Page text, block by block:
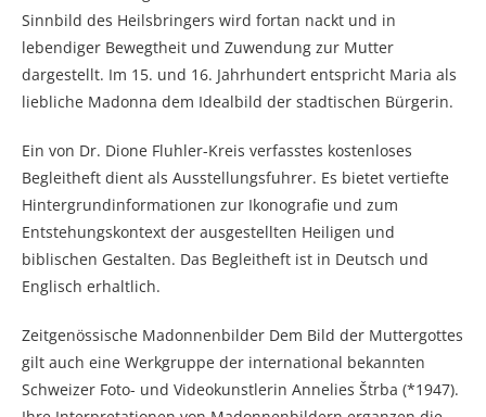
Sinnbild des Heilsbringers wird fortan nackt und in
lebendiger Bewegtheit und Zuwendung zur Mutter
dargestellt. Im 15. und 16. Jahrhundert entspricht Maria als
liebliche Madonna dem Idealbild der stadtischen Bürgerin.
Ein von Dr. Dione Fluhler-Kreis verfasstes kostenloses
Begleitheft dient als Ausstellungsfuhrer. Es bietet vertiefte
Hintergrundinformationen zur Ikonografie und zum
Entstehungskontext der ausgestellten Heiligen und
biblischen Gestalten. Das Begleitheft ist in Deutsch und
Englisch erhaltlich.
Zeitgenössische Madonnenbilder Dem Bild der Muttergottes
gilt auch eine Werkgruppe der international bekannten
Schweizer Foto- und Videokunstlerin Annelies Štrba (*1947).